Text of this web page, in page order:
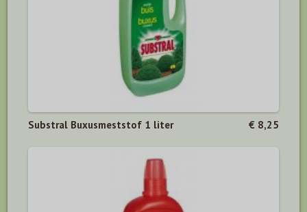
Substral Buxusmeststof 1 liter € 8,25